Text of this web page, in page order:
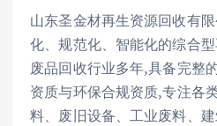
山东圣金材再生资源回收有
化、规范化、智能化的综合
废品回收行业多年,具备完整
资质与环保合规资质,专注各
料、废旧设备、工业废料、